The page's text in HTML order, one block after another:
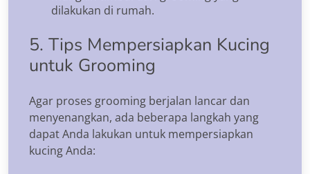
dilakukan di rumah.
5. Tips Mempersiapkan Kucing
untuk Grooming
Agar proses grooming berjalan lancar dan
menyenangkan, ada beberapa langkah yang
dapat Anda lakukan untuk mempersiapkan
kucing Anda: